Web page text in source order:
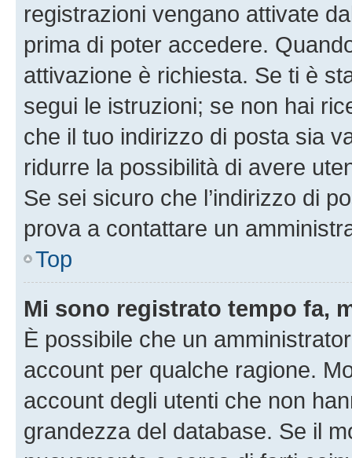
registrazioni vengano attivate
prima di poter accedere.
attivazione è richiesta. Se ti è
segui le istruzioni; se non hai
che il tuo indirizzo di posta sia
ridurre la possibilità di avere
Se sei sicuro che l’indirizzo di
prova a contattare un
Top
Mi sono registrato tempo fa,
È possibile che un
account per qualche ragione.
account degli utenti che non
grandezza del database. Se il